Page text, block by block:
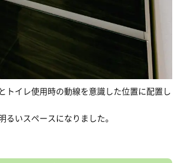
トイレ使用時の動線を意識した位置に配置し
るいスペースになりました。